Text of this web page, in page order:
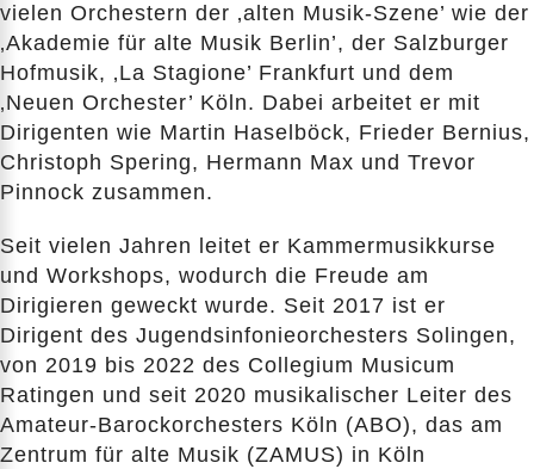
vielen Orchestern der ‚alten Musik-Szene’ wie der
‚Akademie für alte Musik Berlin’, der Salzburger
Hofmusik, ‚La Stagione’ Frankfurt und dem
‚Neuen Orchester’ Köln. Dabei arbeitet er mit
Dirigenten wie Martin Haselböck, Frieder Bernius,
Christoph Spering, Hermann Max und Trevor
Pinnock zusammen.
Seit vielen Jahren leitet er Kammermusikkurse
und Workshops, wodurch die Freude am
Dirigieren geweckt wurde. Seit 2017 ist er
Dirigent des Jugendsinfonieorchesters Solingen,
von 2019 bis 2022 des Collegium Musicum
Ratingen und seit 2020 musikalischer Leiter des
Amateur-Barockorchesters Köln (ABO), das am
Zentrum für alte Musik (ZAMUS) in Köln